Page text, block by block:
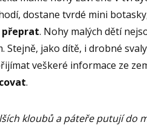
dostane tvrdé mini
přeprat. Nohy malých dětí
Stejně, jako dítě, i drobné
veškeré informace ze
.
kloubů a páteře putují do